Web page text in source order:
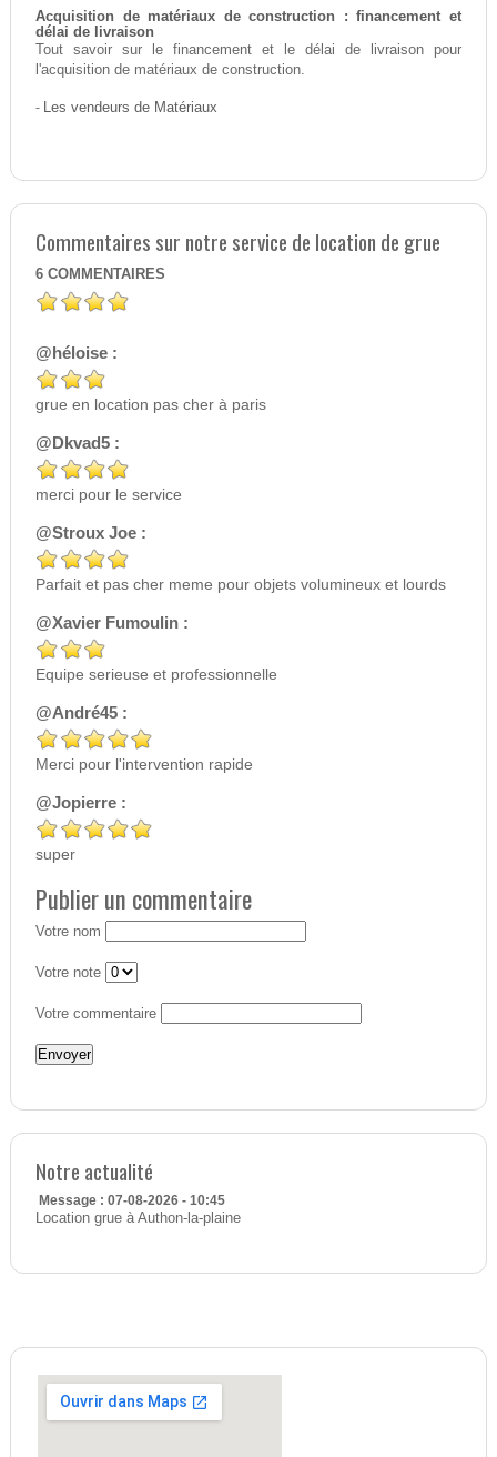
Acquisition de matériaux de construction : financement et
délai de livraison
Tout savoir sur le financement et le délai de livraison pour
l'acquisition de matériaux de construction.
- Les vendeurs de Matériaux
Commentaires sur notre service de location de grue
6 COMMENTAIRES
@héloise :
grue en location pas cher à paris
@Dkvad5 :
merci pour le service
@Stroux Joe :
Parfait et pas cher meme pour objets volumineux et lourds
@Xavier Fumoulin :
Equipe serieuse et professionnelle
@André45 :
Merci pour l'intervention rapide
@Jopierre :
super
Publier un commentaire
Votre nom
Votre note
Votre commentaire
Notre actualité
Message : 07-08-2026 - 10:45
Location grue à Authon-la-plaine